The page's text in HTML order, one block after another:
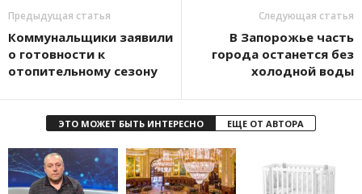
Предыдущая статья
Коммунальщики заявили
о готовности к
отопительному сезону
Следующая статья
В Запорожье часть
города останется без
холодной воды
ЭТО МОЖЕТ БЫТЬ ИНТЕРЕСНО ЕЩЕ ОТ АВТОРА